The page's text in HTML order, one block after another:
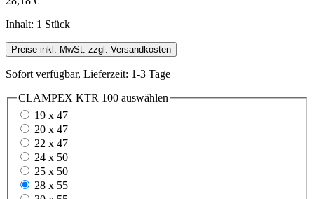
Inhalt: 1 Stück
Preise inkl. MwSt. zzgl. Versandkosten
Sofort verfügbar, Lieferzeit: 1-3 Tage
CLAMPEX KTR 100 auswählen
19 x 47
20 x 47
22 x 47
24 x 50
25 x 50
28 x 55